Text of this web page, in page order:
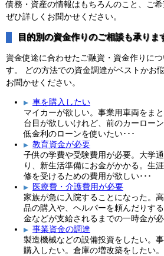
債務・資産の情報はもちろんのこと、ご希
ぜひ詳しくお聞かせください。
目的別の資金作りのご相談も承りま
資金使途に合わせたご融資・資金作りに
す。 どの方法での資金調達がベストかお
お聞かせください。
車を購入したい
マイカーが欲しい。事業用車両をま
台目が欲しいけれど、前のカーロー
低金利のローンを使いたい･･･
教育資金が必要
子供の学費や受験費用が必要。大学
り、新生活準備にお金がかかる。生
修を受けるための費用が欲しい･･･
医療費・介護費用が必要
家族が急に入院することになった。
品の購入や、ヘルパーを頼んだりす
金などが支給されるまでの一時金が必
事業資金の調達
製造機械などの設備投資をしたい。
購入したい。倉庫の増改築をしたい